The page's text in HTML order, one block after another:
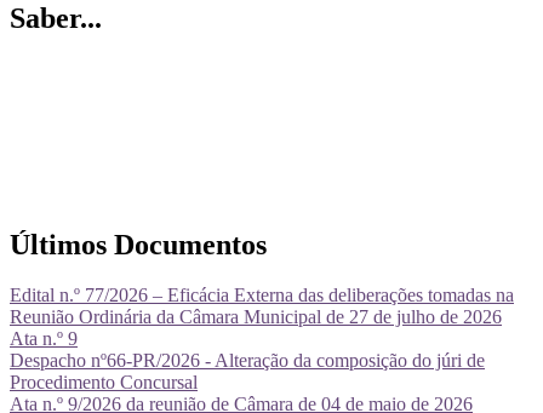
Saber...
Últimos Documentos
Edital n.º 77/2026 – Eficácia Externa das deliberações tomadas na
Reunião Ordinária da Câmara Municipal de 27 de julho de 2026
Ata n.º 9
Despacho nº66-PR/2026 - Alteração da composição do júri de
Procedimento Concursal
Ata n.º 9/2026 da reunião de Câmara de 04 de maio de 2026